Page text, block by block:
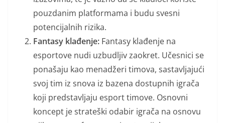
pouzdanim platformama i budu svesni
potencijalnih rizika.
Fantasy klađenje: Fantasy klađenje na
esportove nudi uzbudljiv zaokret. Učesnici se
ponašaju kao menadžeri timova, sastavljajući
svoj tim iz snova iz bazena dostupnih igrača
koji predstavljaju esport timove. Osnovni
koncept je strateški odabir igrača na osnovu